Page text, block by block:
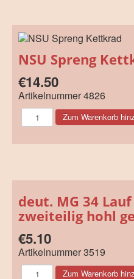
NSU Spreng
€14.50
Artikelnummer4826
deut. MG 34
zweiteilig hohl
€5.10
Artikelnummer3519